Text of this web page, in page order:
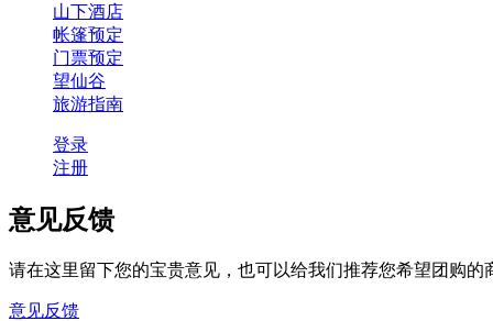
山下酒店
帐篷预定
门票预定
望仙谷
旅游指南
登录
注册
意见反馈
请在这里留下您的宝贵意见，也可以给我们推荐您希望团购的
意见反馈